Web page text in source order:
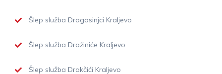
Šlep služba Dragosinjci Kraljevo
Šlep služba Dražiniće Kraljevo
Šlep služba Drakčići Kraljevo